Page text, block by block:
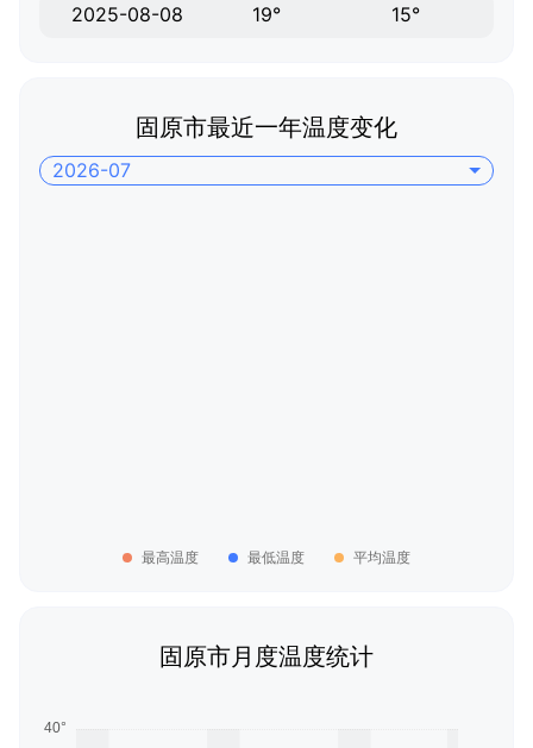
2025-08-08 19° 15°
固原市最近一年温度变化
2026-07
最高温度 最低温度 平均温度
固原市月度温度统计